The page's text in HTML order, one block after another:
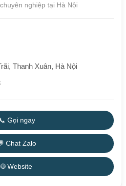
nghiệp tại Hà Nội
Thanh Xuân, Hà Nội
Gọi ngay
Chat Zalo
🌐 Website